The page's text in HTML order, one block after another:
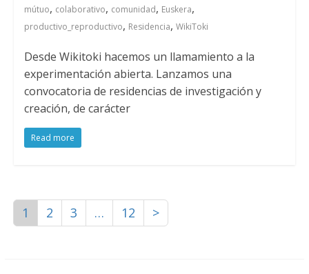
mútuo, colaborativo, comunidad, Euskera,
productivo_reproductivo, Residencia, WikiToki
Desde Wikitoki hacemos un llamamiento a la
experimentación abierta. Lanzamos una
convocatoria de residencias de investigación y
creación, de carácter
Read more
1 2 3 … 12 >